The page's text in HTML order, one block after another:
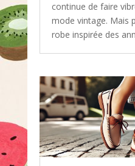
continue de faire
mode vintage. Mais
robe inspirée des